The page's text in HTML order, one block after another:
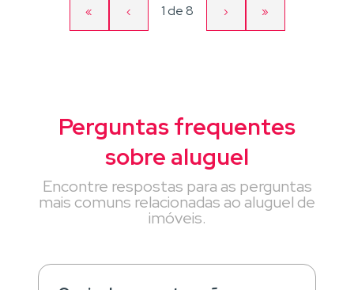
Primeira
«
Página
‹ Página
1 de8
Próxima
›
Última
»
Perguntas frequentes
sobre aluguel
Encontre respostas para as perguntas
mais comuns relacionadas ao aluguel de
imóveis.